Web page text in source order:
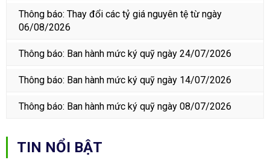
Thông báo: Thay đổi các tỷ giá nguyên tệ từ ngày
06/08/2026
Thông báo: Ban hành mức ký quỹ ngày 24/07/2026
Thông báo: Ban hành mức ký quỹ ngày 14/07/2026
Thông báo: Ban hành mức ký quỹ ngày 08/07/2026
TIN NỔI BẬT